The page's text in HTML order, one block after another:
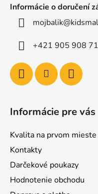
Informácie o doručení
+421 905 908
Informácie pre vás
Kvalita na prvom mieste
Kontakty
Darčekové poukazy
Hodnotenie obchodu